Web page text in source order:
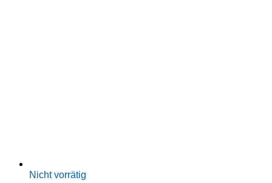
Nicht vorrätig